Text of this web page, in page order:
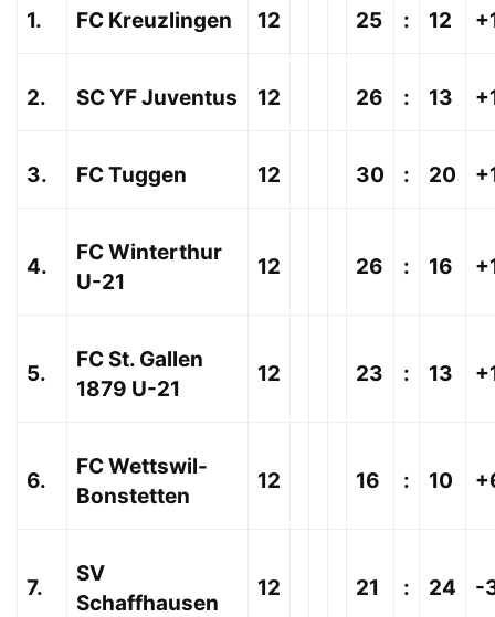
1. FC Kreuzlingen 12 25 : 12
2. SC YF Juventus 12 26 : 13
3. FC Tuggen 12 30 : 20
4.
FC Winterthur
U-21
12 26 : 16
5.
FC St. Gallen
1879 U-21
12 23 : 13
6.
FC Wettswil-
Bonstetten
12 16 : 10
7.
SV
Schaffhausen
12 21 : 24 -